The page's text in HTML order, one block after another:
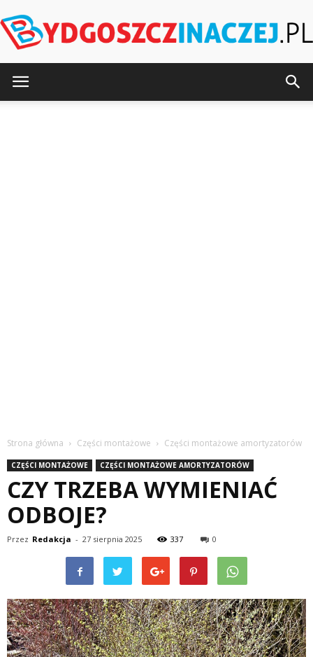
Strona główna Części montażowe Części montażowe amortyzatorów
CZĘŚCI MONTAŻOWE CZĘŚCI MONTAŻOWE AMORTYZATORÓW
CZY TRZEBA WYMIENIAĆ
ODBOJE?
Przez Redakcja - 27 sierpnia 2025 337 0